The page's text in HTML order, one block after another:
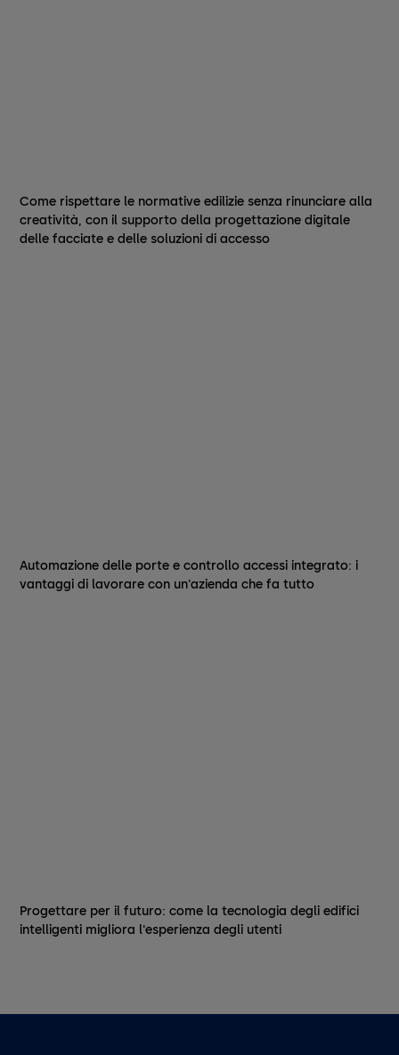
Come rispettare le normative edilizie senza rinunciare alla
creatività, con il supporto della progettazione digitale
delle facciate e delle soluzioni di accesso
Automazione delle porte e controllo accessi integrato: i
vantaggi di lavorare con un'azienda che fa tutto
Progettare per il futuro: come la tecnologia degli edifici
intelligenti migliora l'esperienza degli utenti